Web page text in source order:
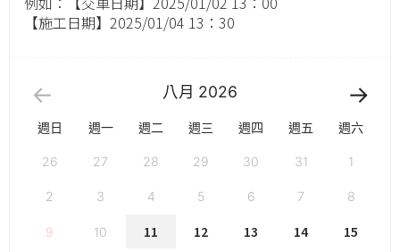
【施工日期】2025/01/04 13：30
八月 2026
週日 週一 週二 週三 週四 週五 週六
26 27 28 29 30 31 1
2 3 4 5 6 7 8
9 10 11 12 13 14 15